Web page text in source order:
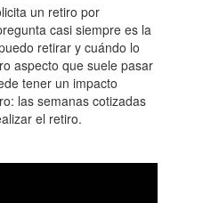
un retiro por
casi siempre es la
retirar y cuándo lo
aspecto que suele pasar
tener un impacto
las semanas cotizadas
el retiro.